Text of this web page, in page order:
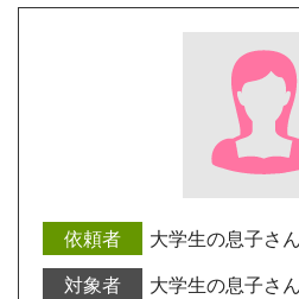
大学生の息子さ
大学生の息子さん